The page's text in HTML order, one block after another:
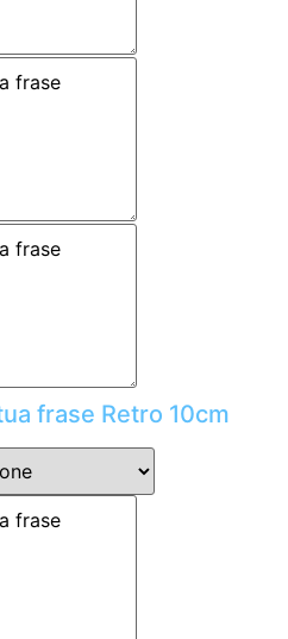
frase Retro 10cm